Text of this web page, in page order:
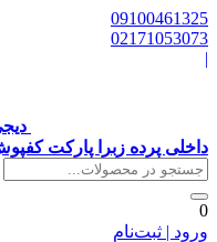
پرده زبرا پارکت
| ثبت‌نام